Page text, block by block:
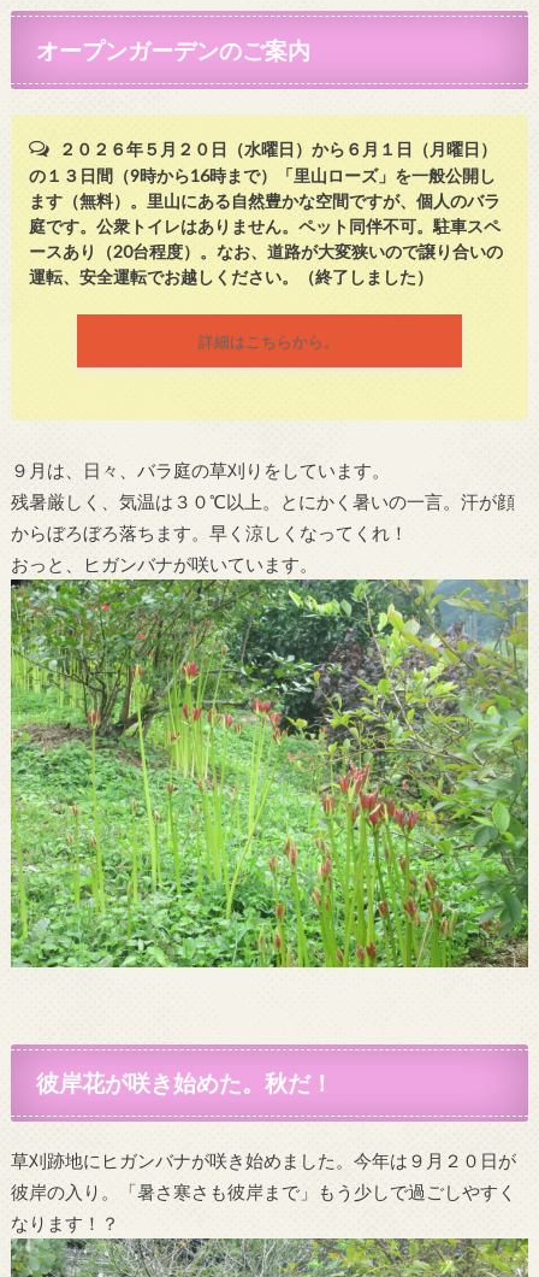
オープンガーデンのご案内
２０２６年５月２０日（水曜日）から６月１日（月曜日）
の１３日間（9時から16時まで）「里山ローズ」を一般公開し
ます（無料）。里山にある自然豊かな空間ですが、個人のバラ
庭です。公衆トイレはありません。ペット同伴不可。駐車スペ
ースあり（20台程度）。なお、道路が大変狭いので譲り合いの
運転、安全運転でお越しください。（終了しました）
詳細はこちらから。
９月は、日々、バラ庭の草刈りをしています。
残暑厳しく、気温は３０℃以上。とにかく暑いの一言。汗が顔
からぼろぼろ落ちます。早く涼しくなってくれ！
おっと、ヒガンバナが咲いています。
彼岸花が咲き始めた。秋だ！
草刈跡地にヒガンバナが咲き始めました。今年は９月２０日が
彼岸の入り。「暑さ寒さも彼岸まで」もう少しで過ごしやすく
なります！？